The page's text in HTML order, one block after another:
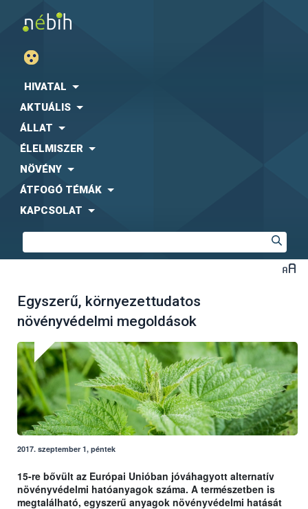
HIVATAL
AKTUÁLIS
ÁLLAT
ÉLELMISZER
NÖVÉNY
ÁTFOGÓ TÉMÁK
KAPCSOLAT
Egyszerű, környezettudatos
növényvédelmi megoldások
2017. szeptember 1, péntek
15-re bővült az Európai Unióban jóváhagyott alternatív
növényvédelmi hatóanyagok száma. A természetben is
megtalálható, egyszerű anyagok növényvédelmi hatását